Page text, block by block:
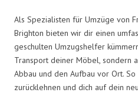
Als Spezialisten für Umzüge von
Brighton bieten wir dir einen
geschulten Umzugshelfer
Transport deiner Möbel, sondern
Abbau und den Aufbau vor Ort.
zurücklehnen und dich auf dein